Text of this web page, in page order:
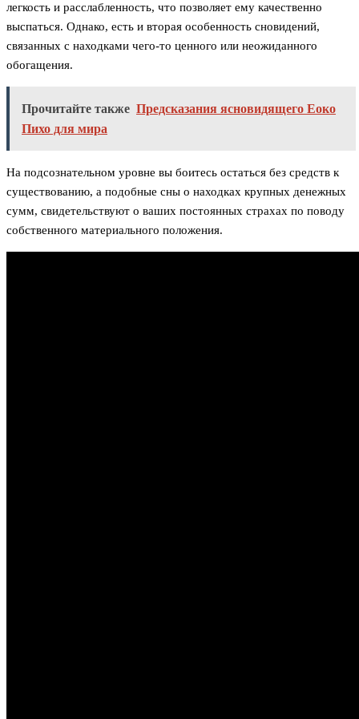
легкость и расслабленность, что позволяет ему качественно
выспаться. Однако, есть и вторая особенность сновидений,
связанных с находками чего-то ценного или неожиданного
обогащения.
Прочитайте также Предсказания ясновидящего Еоко
Пихо для мира
На подсознательном уровне вы боитесь остаться без средств к
существованию, а подобные сны о находках крупных денежных
сумм, свидетельствуют о ваших постоянных страхах по поводу
собственного материального положения.